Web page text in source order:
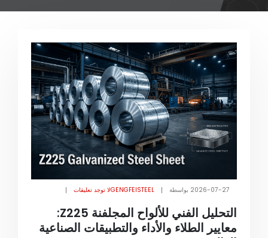
2026-07-27 بواسطة GENGFEISTEELلا توجد تعليقات
التحليل الفني للألواح المجلفنة Z225:
معايير الطلاء والأداء والتطبيقات الصناعية